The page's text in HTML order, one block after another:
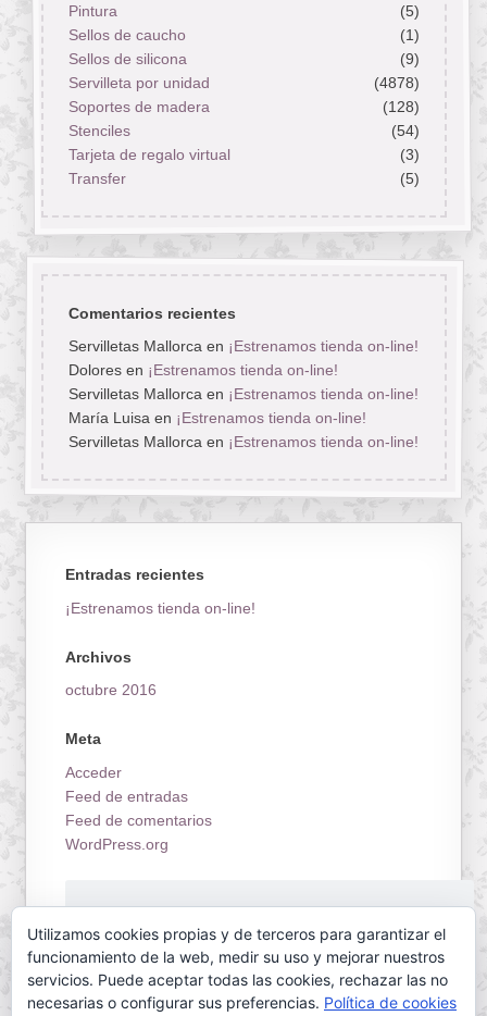
Pintura
(5)
Sellos de caucho
(1)
Sellos de silicona
(9)
Servilleta por unidad
(4878)
Soportes de madera
(128)
Stenciles
(54)
Tarjeta de regalo virtual
(3)
Transfer
(5)
Comentarios recientes
Servilletas Mallorcaen ¡Estrenamos tienda on-line!
Doloresen ¡Estrenamos tienda on-line!
Servilletas Mallorcaen ¡Estrenamos tienda on-line!
María Luisaen ¡Estrenamos tienda on-line!
Servilletas Mallorcaen ¡Estrenamos tienda on-line!
Entradas recientes
¡Estrenamos tienda on-line!
Archivos
octubre 2016
Meta
Acceder
Feed de entradas
Feed de comentarios
WordPress.org
Utilizamos cookies propias y de terceros para garantizar el
funcionamiento de la web, medir su uso y mejorar nuestros
servicios. Puede aceptar todas las cookies, rechazar las no
necesarias o configurar sus preferencias. Política de cookies